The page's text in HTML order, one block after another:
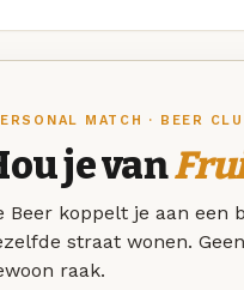
MATCH · BEER
je van
Beer koppelt je aan een
straat wonen.
raak.